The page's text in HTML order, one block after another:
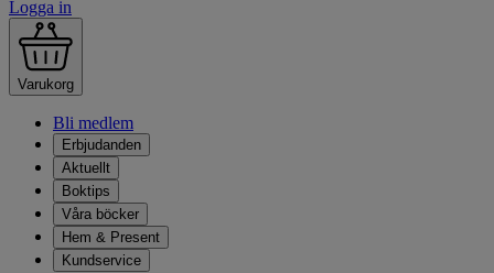
Logga in
Varukorg
Bli medlem
Erbjudanden
Aktuellt
Boktips
Våra böcker
Hem & Present
Kundservice